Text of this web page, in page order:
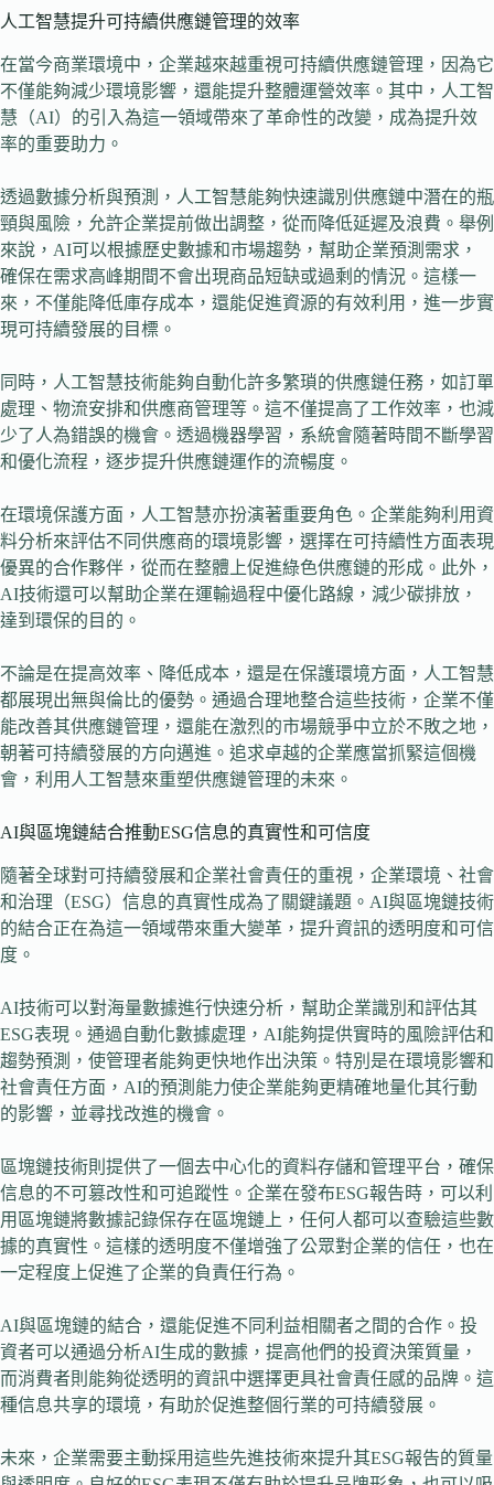
人工智慧提升可持續供應鏈管理的效率
在當今商業環境中，企業越來越重視可持續供應鏈管理，因為它
不僅能夠減少環境影響，還能提升整體運營效率。其中，人工智
慧（AI）的引入為這一領域帶來了革命性的改變，成為提升效
率的重要助力。
透過數據分析與預測，人工智慧能夠快速識別供應鏈中潛在的瓶
頸與風險，允許企業提前做出調整，從而降低延遲及浪費。舉例
來說，AI可以根據歷史數據和市場趨勢，幫助企業預測需求，
確保在需求高峰期間不會出現商品短缺或過剩的情況。這樣一
來，不僅能降低庫存成本，還能促進資源的有效利用，進一步實
現可持續發展的目標。
同時，人工智慧技術能夠自動化許多繁瑣的供應鏈任務，如訂單
處理、物流安排和供應商管理等。這不僅提高了工作效率，也減
少了人為錯誤的機會。透過機器學習，系統會隨著時間不斷學習
和優化流程，逐步提升供應鏈運作的流暢度。
在環境保護方面，人工智慧亦扮演著重要角色。企業能夠利用資
料分析來評估不同供應商的環境影響，選擇在可持續性方面表現
優異的合作夥伴，從而在整體上促進綠色供應鏈的形成。此外，
AI技術還可以幫助企業在運輸過程中優化路線，減少碳排放，
達到環保的目的。
不論是在提高效率、降低成本，還是在保護環境方面，人工智慧
都展現出無與倫比的優勢。通過合理地整合這些技術，企業不僅
能改善其供應鏈管理，還能在激烈的市場競爭中立於不敗之地，
朝著可持續發展的方向邁進。追求卓越的企業應當抓緊這個機
會，利用人工智慧來重塑供應鏈管理的未來。
AI與區塊鏈結合推動ESG信息的真實性和可信度
隨著全球對可持續發展和企業社會責任的重視，企業環境、社會
和治理（ESG）信息的真實性成為了關鍵議題。AI與區塊鏈技術
的結合正在為這一領域帶來重大變革，提升資訊的透明度和可信
度。
AI技術可以對海量數據進行快速分析，幫助企業識別和評估其
ESG表現。通過自動化數據處理，AI能夠提供實時的風險評估和
趨勢預測，使管理者能夠更快地作出決策。特別是在環境影響和
社會責任方面，AI的預測能力使企業能夠更精確地量化其行動
的影響，並尋找改進的機會。
區塊鏈技術則提供了一個去中心化的資料存儲和管理平台，確保
信息的不可篡改性和可追蹤性。企業在發布ESG報告時，可以利
用區塊鏈將數據記錄保存在區塊鏈上，任何人都可以查驗這些數
據的真實性。這樣的透明度不僅增強了公眾對企業的信任，也在
一定程度上促進了企業的負責任行為。
AI與區塊鏈的結合，還能促進不同利益相關者之間的合作。投
資者可以通過分析AI生成的數據，提高他們的投資決策質量，
而消費者則能夠從透明的資訊中選擇更具社會責任感的品牌。這
種信息共享的環境，有助於促進整個行業的可持續發展。
未來，企業需要主動採用這些先進技術來提升其ESG報告的質量